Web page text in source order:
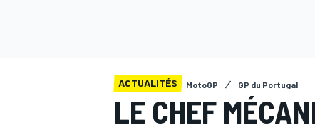
ACTUALITÉS MotoGP GP du Portugal
LE CHEF